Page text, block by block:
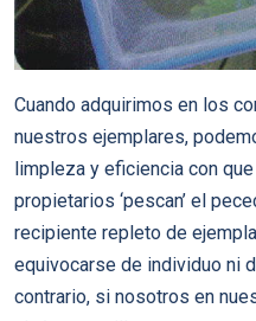
Cuando adquirimos en los
nuestros ejemplares,
limpleza y eficiencia con
propietarios ‘pescan’ el
recipiente repleto de
equivocarse de individuo ni
contrario, si nosotros en